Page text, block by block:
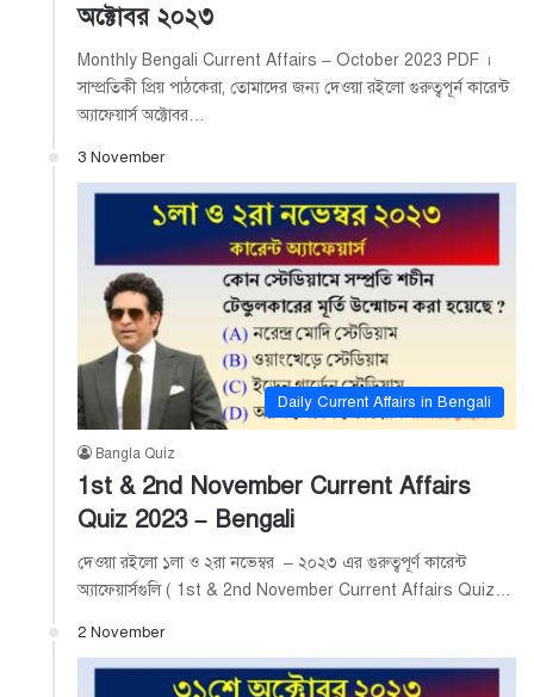
অক্টোবর ২০২৩
Monthly Bengali Current Affairs – October 2023 PDF ।
সাম্প্রতিকী প্রিয় পাঠকেরা, তোমাদের জন্য দেওয়া রইলো গুরুত্বপূর্ন কারেন্ট
অ্যাফেয়ার্স অক্টোবর…
3 November
Daily Current Affairs in Bengali
Bangla Quiz
1st & 2nd November Current Affairs
Quiz 2023 – Bengali
দেওয়া রইলো ১লা ও ২রা নভেম্বর – ২০২৩ এর গুরুত্বপূর্ণ কারেন্ট
অ্যাফেয়ার্সগুলি ( 1st & 2nd November Current Affairs Quiz…
2 November